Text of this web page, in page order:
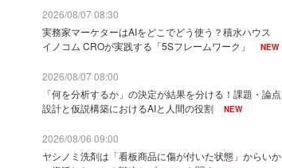
2026/08/07 08:30
実務家マーケターはAIをどこでどう使う？積水ハウス
イノコム CROが実践する「5Sフレームワーク」
NEW
2026/08/07 08:00
「何を分析するか」の決定が結果を分ける！課題・論点
設計と仮説構築におけるAIと人間の役割
NEW
2026/08/06 09:00
ヤシノミ洗剤は「看板商品に傷が付いた状態」からいか